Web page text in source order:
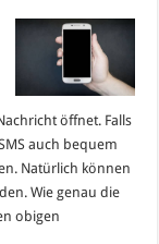
öffnet. Falls
auch bequem
Natürlich können
Wie genau die
obigen